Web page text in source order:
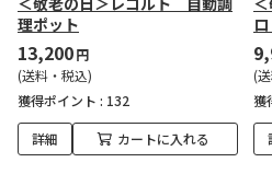
理ポット
13,200円
(送料・税込)
獲得ポイント : 132
詳細 カートに入れる
(
獲